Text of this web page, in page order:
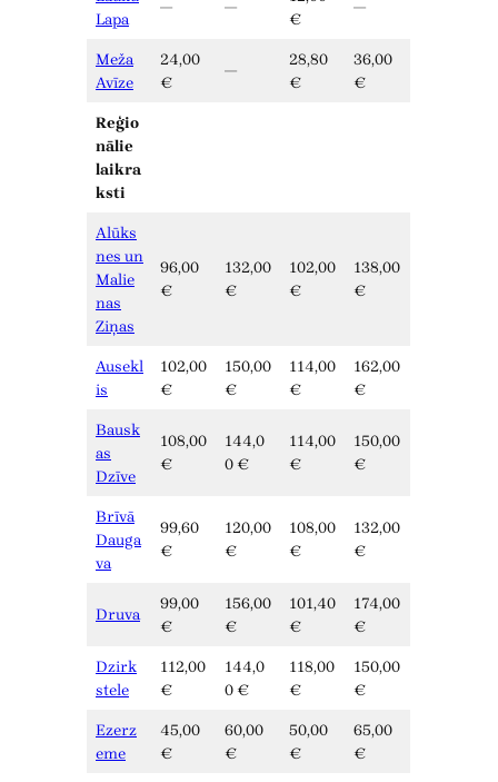
Lapa
— —
€
—
Meža
Avīze
24,00
€
—
28,80
€
36,00
€
Reģio
nālie
laikra
ksti
Alūks
nes un
Malie
nas
Ziņas
96,00
€
132,00
€
102,00
€
138,00
€
Ausekl
is
102,00
€
150,00
€
114,00
€
162,00
€
Bausk
as
Dzīve
108,00
€
144,0
0 €
114,00
€
150,00
€
Brīvā
Dauga
va
99,60
€
120,00
€
108,00
€
132,00
€
Druva
99,00
€
156,00
€
101,40
€
174,00
€
Dzirk
stele
112,00
€
144,0
0 €
118,00
€
150,00
€
Ezerz
eme
45,00
€
60,00
€
50,00
€
65,00
€